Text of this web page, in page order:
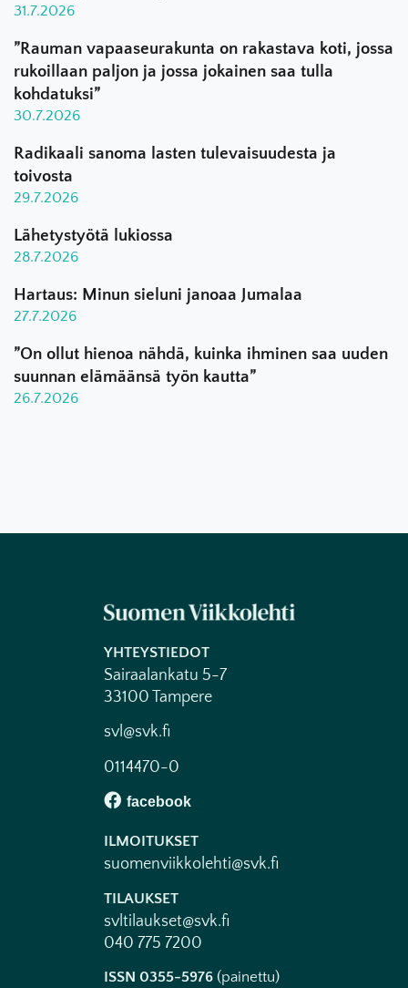
31.7.2026
”Rauman vapaaseurakunta on rakastava koti, jossa
rukoillaan paljon ja jossa jokainen saa tulla
kohdatuksi”
30.7.2026
Radikaali sanoma lasten tulevaisuudesta ja
toivosta
29.7.2026
Lähetystyötä lukiossa
28.7.2026
Hartaus: Minun sieluni janoaa Jumalaa
27.7.2026
”On ollut hienoa nähdä, kuinka ihminen saa uuden
suunnan elämäänsä työn kautta”
26.7.2026
YHTEYSTIEDOT
Sairaalankatu 5-7
33100 Tampere
svl@svk.fi
0114470-0
ILMOITUKSET
suomenviikkolehti@svk.fi
TILAUKSET
svltilaukset@svk.fi
040 775 7200
ISSN 0355-5976 (painettu)